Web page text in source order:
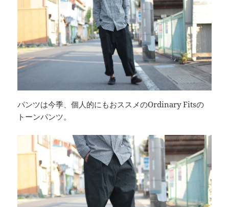
パンツは今季、個人的にもおススメのOrdinary Fitsの
トーンパンツ。